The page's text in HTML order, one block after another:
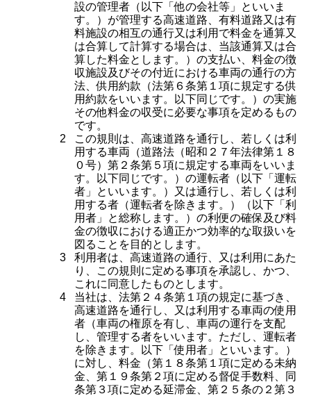
設の管理者（以下「他の会社等」といいま
す。）が管理する高速道路、有料道路又は有
料施設の相互の通行又は利用で料金を通算又
は合算して計算する場合は、当該通算又は合
算した料金とします。）の支払い、料金の徴
収施設及びその付近における車両の通行の方
法、供用約款（法第６条第１項に規定する供
用約款をいいます。以下同じです。）の実施
その他料金の収受に必要な事項を定めるもの
です。
2
この規則は、高速道路を通行し、若しくは利
用する車両（道路法（昭和２７年法律第１８
０号）第２条第５項に規定する車両をいいま
す。以下同じです。）の運転者（以下「運転
者」といいます。）又は通行し、若しくは利
用する者（運転者を除きます。）（以下「利
用者」と総称します。）の利便の確保及び料
金の徴収における適正かつ効率的な取扱いを
図ることを目的とします。
3 利用者は、高速道路の通行、又は利用にあた
り、この規則に定める事項を承認し、かつ、
これに同意したものとします。
4 当社は、法第２４条第１項の規定に基づき、
高速道路を通行し、又は利用する車両の使用
者（車両の権原を有し、車両の運行を支配
し、管理する者をいいます。ただし、運転者
を除きます。以下「使用者」といいます。）
に対し、料金（第１８条第１項に定める未納
金、第１９条第２項に定める督促手数料、同
条第３項に定める延滞金、第２５条の２第３